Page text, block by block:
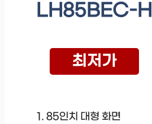
LH85BEC-H
최저가
85인치 대형 화면